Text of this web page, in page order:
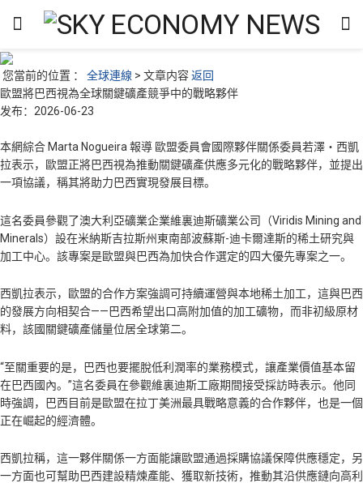
您當前的位置 ： 全球連線 > 文章内容返回
歐盟將巴西視為全球關鍵礦產競爭中的戰略夥伴
发布：2026-06-23
本網綜合 Marta Nogueira 報導 歐盟委員會國際夥伴關係委員若澤・西凱
拉表示，歐盟正將巴西視為推動關鍵礦產供應多元化的戰略夥伴，並提出
一項協議，稱其將助力巴西實現發展目標。
這名委員參觀了澳大利亞礦業企業維裏迪斯礦業公司（Viridis Mining and
Minerals）設在米納斯吉拉斯州東南部波蘇斯-迪卡爾達斯的稀土研究與
加工中心。該專案是歐盟與巴西為加快合作選定的四大優先專案之一。
西凱拉表示，歐盟的合作方案強調可持續運營與本地稀土加工，這與巴西
的發展方向相契合——巴西希望出口高附加值的加工礦物，而非初級原材
料，該國關鍵礦產儲量位居全球第二。
“至關重要的是，巴西也要擺脫低利潤率的業務模式，讓產業價值基本留
在巴西國內。”這名委員在參觀維裏迪斯工廠期間接受採訪時表示。他同
時強調，巴西目前是歐盟在拉丁美洲最具戰略意義的合作夥伴，也是一個
正在崛起的經濟體。
西凱拉稱，這一夥伴關係一方面能讓歐盟通過採購協議保障供應穩定，另
一方面也可幫助巴西建設精煉產能、獲取新技術，推動其沿供應鏈向高利